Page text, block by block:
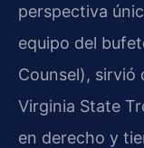
perspectiva
equipo del
Counsel), sirvió
Virginia State
en derecho y